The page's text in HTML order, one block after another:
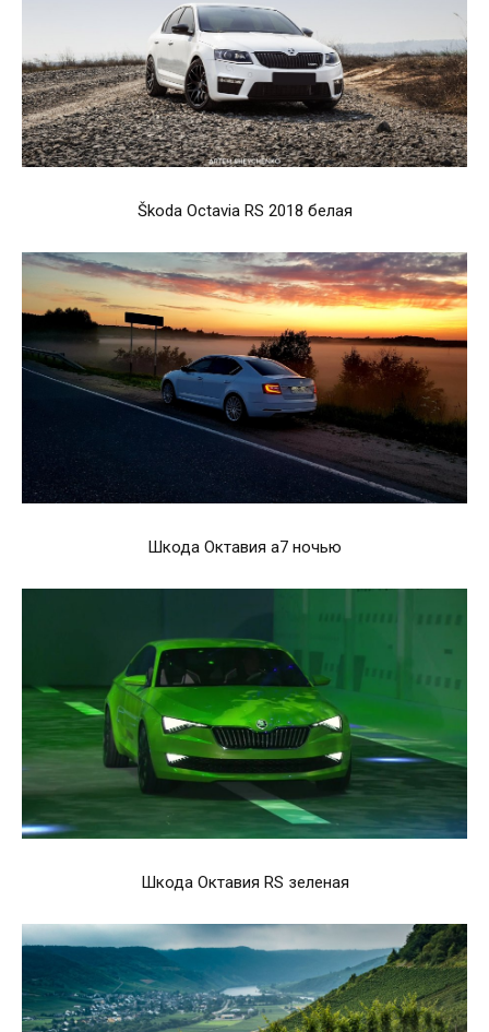
Škoda Octavia RS 2018 белая
Шкода Октавия а7 ночью
Шкода Октавия RS зеленая